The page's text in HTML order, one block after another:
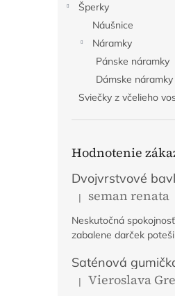
Šperky
Náušnice
Náramky
Pánske náramky
Dámske náramky
Sviečky z včelieho
Hodnotenie
Hodnotenie produktu
| seman renata
Neskutočná
zabalene darček
Hodnotenie produktu
| Vieroslava